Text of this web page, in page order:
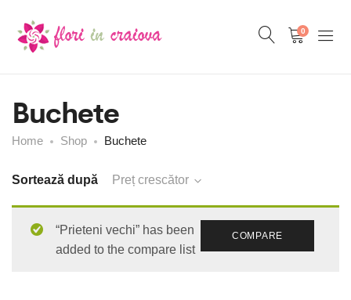
0
Buchete
Home Shop Buchete
Sortează după Preț crescător
COMPARE
“Prieteni vechi” has been
added to the compare list